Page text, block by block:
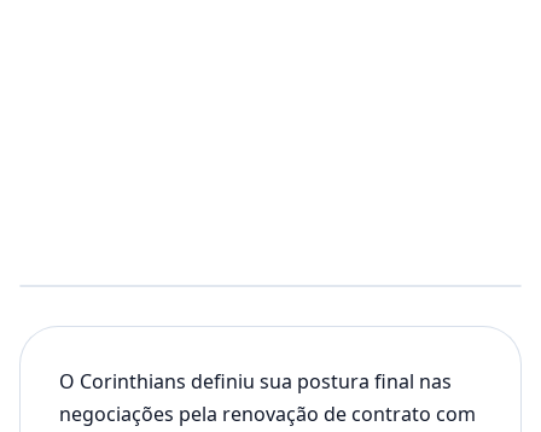
O Corinthians definiu sua postura final nas
negociações pela renovação de contrato com